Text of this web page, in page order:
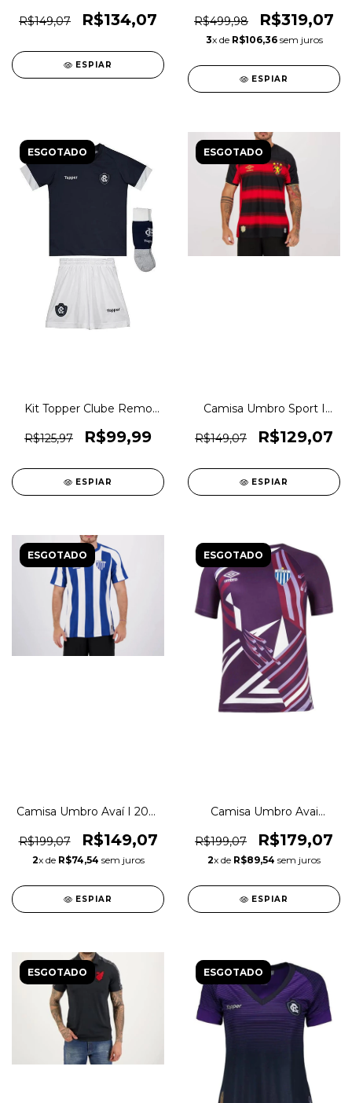
1magnus
R$149,07 R$134,07
ESPIAR
1magnus
R$499,98 R$319,07
3x de R$106,36sem juros
ESPIAR
ESGOTADO
Kit Topper Clube Remo
Original 1magnus
R$125,97 R$99,99
ESPIAR
ESGOTADO
Camisa Umbro Sport I
1magnus
R$149,07 R$129,07
ESPIAR
ESGOTADO
Camisa Umbro Avaí I 2021
R$199,07
R$149,07
2x de R$74,54 sem juros
ESPIAR
ESGOTADO
Camisa Umbro Avai
1magnus
R$199,07 R$179,07
2x de R$89,54 sem juros
ESPIAR
ESGOTADO ESGOTADO